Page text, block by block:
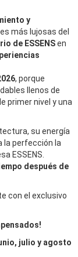
y
más lujosas del
de ESSENSen
, porque
llenos de
primer nivel y una
su energía
la perfección la
ESSENS.
después de
con el exclusivo
julio y agosto